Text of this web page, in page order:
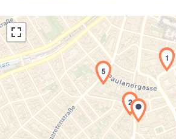
Laden der Karte...
1
2
5